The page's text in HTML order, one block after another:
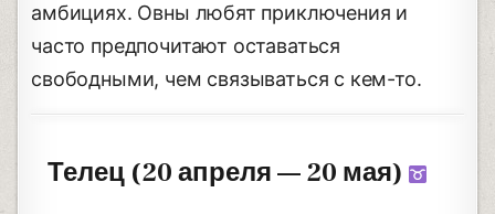
амбициях. Овны любят приключения и
часто предпочитают оставаться
свободными, чем связываться с кем-то.
Телец (20 апреля — 20 мая)